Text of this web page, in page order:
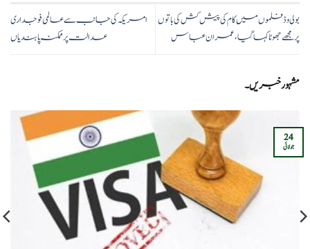
بولی وڈ فلموں میں کام کی پیش کش کی باتوں
پر مجھے جھوٹا کہا گیا، عمران عباس
امریکہ کی جانب سے عالمی فوجداری
عدالت پر ممکنہ پابندیاں
مشہور خبریں۔
24
جولائی